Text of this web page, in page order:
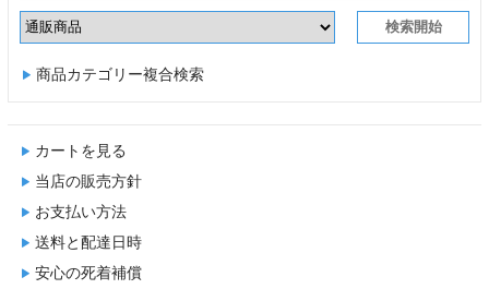
商品カテゴリー複合検索
カートを見る
当店の販売方針
お支払い方法
送料と配達日時
安心の死着補償